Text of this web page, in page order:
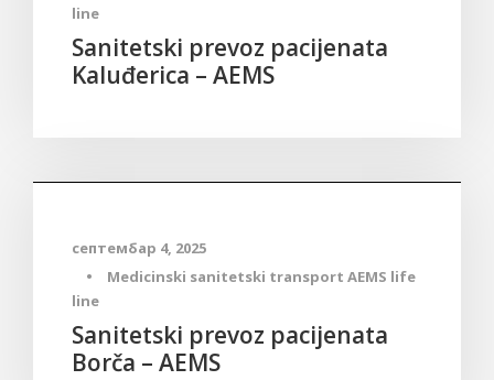
line
Sanitetski prevoz pacijenata
Kaluđerica – AEMS
септембар 4, 2025
•
Medicinski sanitetski transport AEMS life
line
Sanitetski prevoz pacijenata
Borča – AEMS